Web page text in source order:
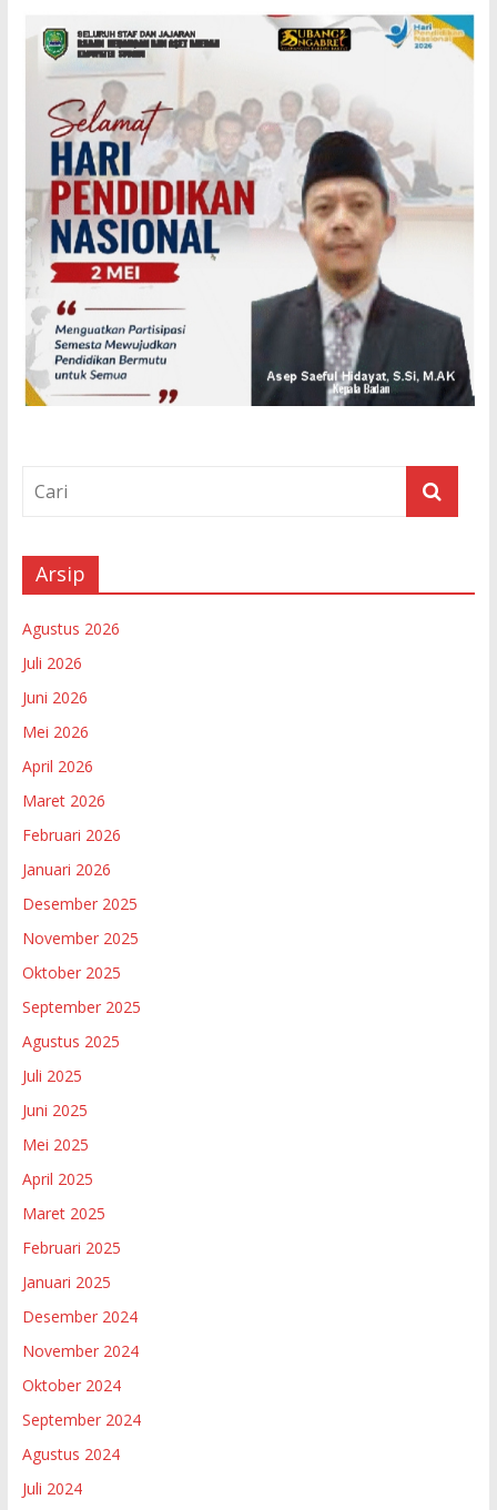
Arsip
Agustus 2026
Juli 2026
Juni 2026
Mei 2026
April 2026
Maret 2026
Februari 2026
Januari 2026
Desember 2025
November 2025
Oktober 2025
September 2025
Agustus 2025
Juli 2025
Juni 2025
Mei 2025
April 2025
Maret 2025
Februari 2025
Januari 2025
Desember 2024
November 2024
Oktober 2024
September 2024
Agustus 2024
Juli 2024